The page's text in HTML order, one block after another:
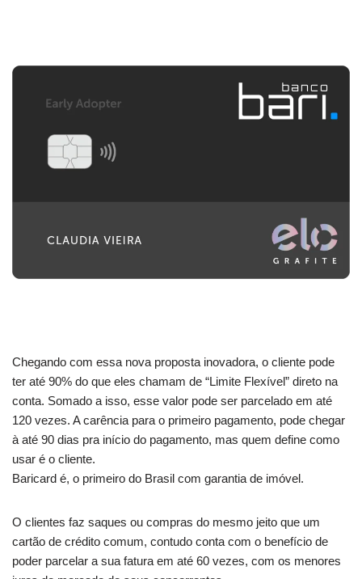
Chegando com essa nova proposta inovadora, o cliente pode
ter até 90% do que eles chamam de “Limite Flexível” direto na
conta. Somado a isso, esse valor pode ser parcelado em até
120 vezes. A carência para o primeiro pagamento, pode chegar
à até 90 dias pra início do pagamento, mas quem define como
usar é o cliente.
Baricard é, o primeiro do Brasil com garantia de imóvel.
O clientes faz saques ou compras do mesmo jeito que um
cartão de crédito comum, contudo conta com o benefício de
poder parcelar a sua fatura em até 60 vezes, com os menores